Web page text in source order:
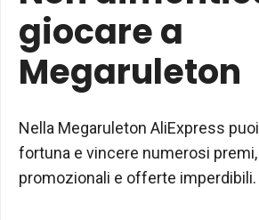
giocare a
Megaruleton
Nella Megaruleton AliExpress
fortuna e vincere numerosi
promozionali e offerte imperdibili.